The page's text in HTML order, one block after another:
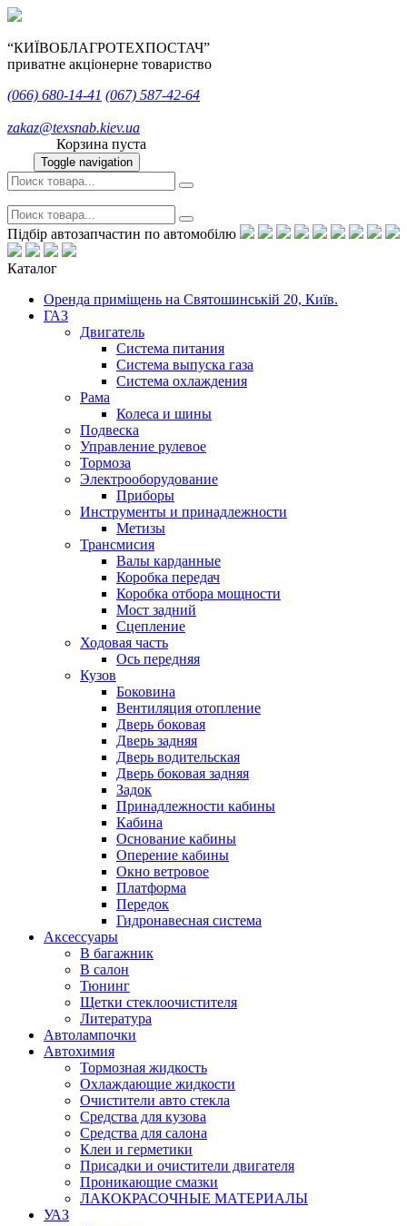
“КИЇВОБЛАГРОТЕХПОСТАЧ”
приватне акціонерне товариство
(066) 680-14-41 (067) 587-42-64
zakaz@texsnab.kiev.ua
Корзина пуста
Toggle navigation
Підбір автозапчастин по автомобілю
Каталог
Оренда приміщень на Святошинській 20, Київ.
ГАЗ
Двигатель
Система питания
Система выпуска газа
Система охлаждения
Рама
Колеса и шины
Подвеска
Управление рулевое
Тормоза
Электрооборудование
Приборы
Инструменты и принадлежности
Метизы
Трансмисия
Валы карданные
Коробка передач
Коробка отбора мощности
Мост задний
Сцепление
Ходовая часть
Ось передняя
Кузов
Боковина
Вентиляция отопление
Дверь боковая
Дверь задняя
Дверь водительская
Дверь боковая задняя
Задок
Принадлежности кабины
Кабина
Основание кабины
Оперение кабины
Окно ветровое
Платформа
Передок
Гидронавесная система
Аксессуары
В багажник
В салон
Тюнинг
Щетки стеклоочистителя
Литература
Автолампочки
Автохимия
Тормозная жидкость
Охлаждающие жидкости
Очистители авто стекла
Средства для кузова
Средства для салона
Клеи и герметики
Присадки и очистители двигателя
Проникающие смазки
ЛАКОКРАСОЧНЫЕ МАТЕРИАЛЫ
УАЗ